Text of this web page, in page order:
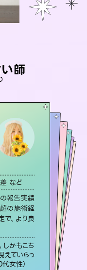
師
など
報告実績
超の施術経
で、より良
しかもこち
えていらっ
女性）
ど
択肢があり
っているあな
その未来を
ます。
、本心など
り。対策が
40代）
んみう）
リ
ち、復縁 など
特に「曖昧な関
おり、友達以上
今後や本音を丁
と導きます。
バイス通りに行
ました。ありが
女性）
ディング
ゴリ
持ち、復縁 など
厳しい結果にも具体的な対策をお伝えします。
聞いて鑑定して
が楽になりまし
-iris-
テゴリ
、二人の未来 など
て行方、同性愛や片
金問題まで知りた
なっていることを
押して導きます。
ってくれる所や濁
、毎回自分の気
30代 男性）
ラクル
ド
テゴリ
の気持ち など
てドを使って「今」と
になるあの人の気持
解き、恋や人生のヒ
します。
たいに晴れまし
っしゃるんだなと
性）